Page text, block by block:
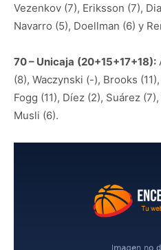
Vezenkov (7), Eriksson (7),
Navarro (5), Doellman (6) y
70 – Unicaja (20+15+17+18):
(8), Waczynski (-), Brooks
Fogg (11), Díez (2), Suárez
Musli (6).